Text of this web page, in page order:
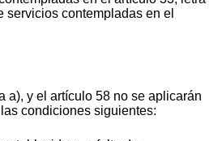
servicios contempladas en el
a), y el artículo 58 no se aplicarán
condiciones siguientes: